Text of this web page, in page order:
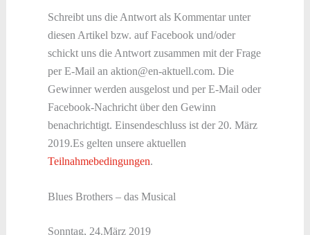
Schreibt uns die Antwort als Kommentar unter
diesen Artikel bzw. auf Facebook und/oder
schickt uns die Antwort zusammen mit der Frage
per E-Mail an aktion@en-aktuell.com. Die
Gewinner werden ausgelost und per E-Mail oder
Facebook-Nachricht über den Gewinn
benachrichtigt. Einsendeschluss ist der 20. März
2019.Es gelten unsere aktuellen
Teilnahmebedingungen.
Blues Brothers – das Musical
Sonntag, 24.März 2019